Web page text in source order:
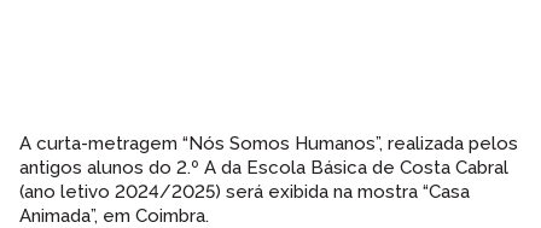
A curta-metragem “Nós Somos Humanos”, realizada pelos
antigos alunos do 2.º A da Escola Básica de Costa Cabral
(ano letivo 2024/2025) será exibida na mostra “Casa
Animada”, em Coimbra.